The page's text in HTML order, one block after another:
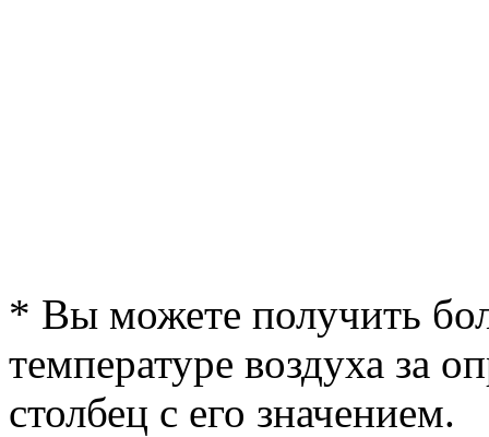
* Вы можете получить
температуре воздуха за
столбец с его значением.